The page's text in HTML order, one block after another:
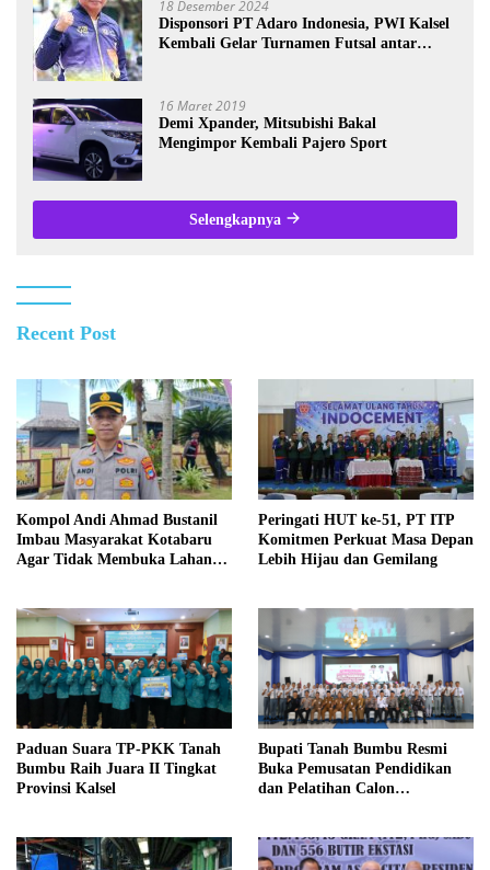
18 Desember 2024
Disponsori PT Adaro Indonesia, PWI Kalsel
Kembali Gelar Turnamen Futsal antar
16 Maret 2019
Demi Xpander, Mitsubishi Bakal
Mengimpor Kembali Pajero Sport
Selengkapnya
Recent Post
Kompol Andi Ahmad Bustanil
Imbau Masyarakat Kotabaru
Agar Tidak Membuka Lahan
Peringati HUT ke-51, PT ITP
Komitmen Perkuat Masa Depan
Lebih Hijau dan Gemilang
Paduan Suara TP-PKK Tanah
Bumbu Raih Juara II Tingkat
Provinsi Kalsel
Bupati Tanah Bumbu Resmi
Buka Pemusatan Pendidikan
dan Pelatihan Calon